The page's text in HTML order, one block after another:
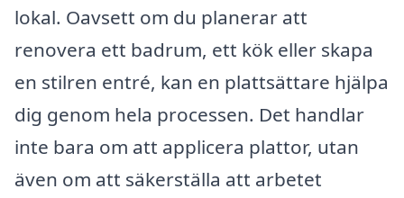
lokal. Oavsett om du planerar att
renovera ett badrum, ett kök eller skapa
en stilren entré, kan en plattsättare hjälpa
dig genom hela processen. Det handlar
inte bara om att applicera plattor, utan
även om att säkerställa att arbetet